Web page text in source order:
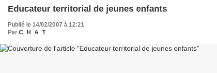
Educateur territorial de jeunes enfants
Publié le 14/02/2007 à 12:21
Par C_H_A_T